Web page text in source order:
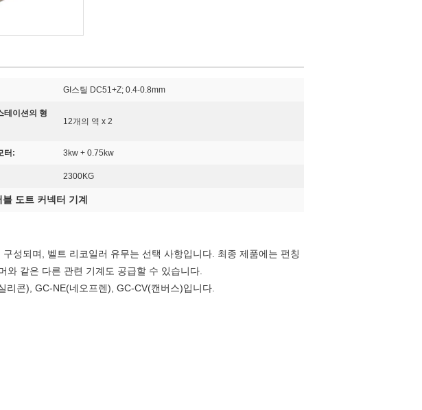
GI스틸 DC51+Z; 0.4-0.8mm
테이션의 형
12개의 역 x 2
터: 3kw + 0.75kw
2300KG
블 도트 커넥터 기계
성되며, 벨트 리코일러 유무는 선택 사항입니다. 최종 제품에는 펀칭
같은 다른 관련 기계도 공급할 수 있습니다.
콘), GC-NE(네오프렌), GC-CV(캔버스)입니다.